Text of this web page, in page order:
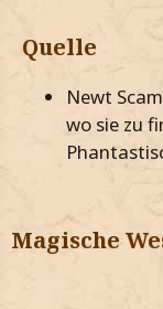
Quelle
Newt
wo sie zu
Magische